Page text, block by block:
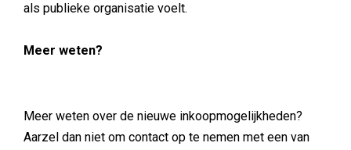
als publieke organisatie voelt.
Meer weten?
Meer weten over de nieuwe inkoopmogelijkheden?
Aarzel dan niet om contact op te nemen met een van